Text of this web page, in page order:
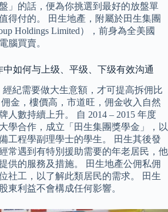
」的話，便為你挑選到最好的放盤單
得付的。 田生地產，附屬於田生集團
Holdings Limited），前身為全美國
腦買賣。
中如何与上级、平级、下级有效沟通
紀需要做大生意額，才可提高拆佣比
金，樓價高，市道旺，佣金收入自然
人數持續上升。 自 2014 – 2015 年度
學合作，成立「田生集團獎學金」，以
工程學副理學士的學生。 田生其後發
常遇到有特別援助需要的年老居民，他
供的服務及措施。 田生地產公佣私佣
社工，以了解此類居民的需求。 田生
東利益不會構成任何影響。